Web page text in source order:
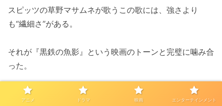
スピッツの草野マサムネが歌うこの歌には、強さより
も“繊細さ”がある。
それが『黒鉄の魚影』という映画のトーンと完璧に噛み合
った。
歌詞は直接的ではない。
アニメ ドラマ 映画 エンターテインメント